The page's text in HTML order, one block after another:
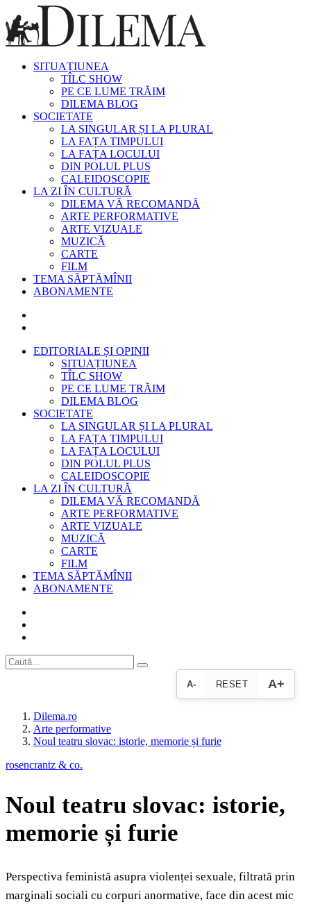
SITUAȚIUNEA
TÎLC SHOW
PE CE LUME TRĂIM
DILEMA BLOG
SOCIETATE
LA SINGULAR ȘI LA PLURAL
LA FAȚA TIMPULUI
LA FAȚA LOCULUI
DIN POLUL PLUS
CALEIDOSCOPIE
LA ZI ÎN CULTURĂ
DILEMA VĂ RECOMANDĂ
ARTE PERFORMATIVE
ARTE VIZUALE
MUZICĂ
CARTE
FILM
TEMA SĂPTĂMÎNII
ABONAMENTE
EDITORIALE ȘI OPINII
SITUAȚIUNEA
TÎLC SHOW
PE CE LUME TRĂIM
DILEMA BLOG
SOCIETATE
LA SINGULAR ȘI LA PLURAL
LA FAȚA TIMPULUI
LA FAȚA LOCULUI
DIN POLUL PLUS
CALEIDOSCOPIE
LA ZI ÎN CULTURĂ
DILEMA VĂ RECOMANDĂ
ARTE PERFORMATIVE
ARTE VIZUALE
MUZICĂ
CARTE
FILM
TEMA SĂPTĂMÎNII
ABONAMENTE
A- RESET A+
Dilema.ro
Arte performative
Noul teatru slovac: istorie, memorie și furie
rosencrantz & co.
Noul teatru slovac: istorie,
memorie și furie
Perspectiva feministă asupra violenței sexuale, filtrată prin
marginali sociali cu corpuri anormative, face din acest mic